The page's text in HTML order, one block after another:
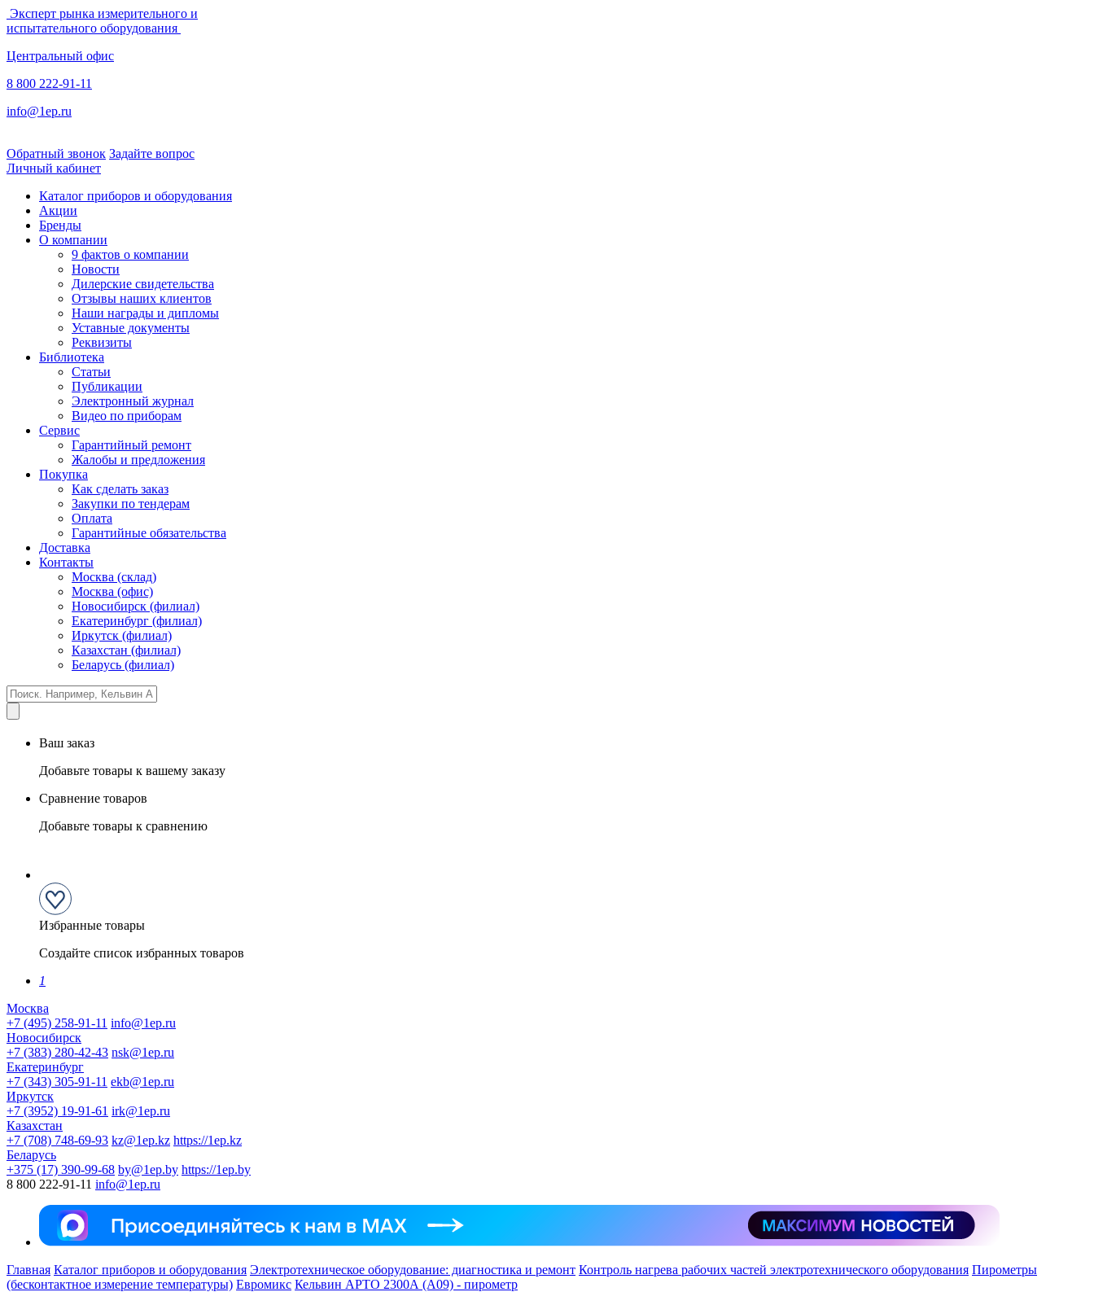
Эксперт рынка измерительного и
испытательного оборудования
Центральный офис
8 800 222-91-11
info@1ep.ru
Обратный звонок Задайте вопрос
Личный кабинет
Каталог приборов и оборудования
Акции
Бренды
О компании
9 фактов о компании
Новости
Дилерские свидетельства
Отзывы наших клиентов
Наши награды и дипломы
Уставные документы
Реквизиты
Библиотека
Статьи
Публикации
Электронный журнал
Видео по приборам
Сервис
Гарантийный ремонт
Жалобы и предложения
Покупка
Как сделать заказ
Закупки по тендерам
Оплата
Гарантийные обязательства
Доставка
Контакты
Москва (склад)
Москва (офис)
Новосибирск (филиал)
Екатеринбург (филиал)
Иркутск (филиал)
Казахстан (филиал)
Беларусь (филиал)
Ваш заказ
Добавьте товары к вашему заказу
Сравнение товаров
Добавьте товары к сравнению
Избранные товары
Создайте список избранных товаров
1
Москва
+7 (495) 258-91-11 info@1ep.ru
Новосибирск
+7 (383) 280-42-43 nsk@1ep.ru
Екатеринбург
+7 (343) 305-91-11 ekb@1ep.ru
Иркутск
+7 (3952) 19-91-61 irk@1ep.ru
Казахстан
+7 (708) 748-69-93 kz@1ep.kz https://1ep.kz
Беларусь
+375 (17) 390-99-68 by@1ep.by https://1ep.by
8 800 222-91-11 info@1ep.ru
Главная Каталог приборов и оборудования Электротехническое оборудование: диагностика и ремонт Контроль нагрева рабочих частей электротехнического оборудования Пирометры
(бесконтактное измерение температуры) Евромикс Кельвин АРТО 2300А (А09) - пирометр